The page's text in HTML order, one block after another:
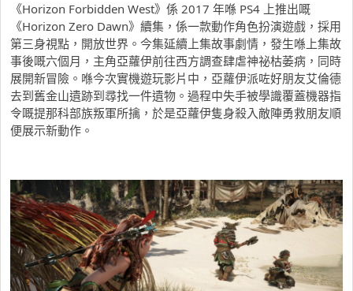
《Horizon Forbidden West》係 2017 年喺 PS4 上推出嘅
《Horizon Zero Dawn》續集，係一款動作角色扮演遊戲，採用
第三身視點，開放世界。今集延續上集故事劇情，發生喺上集故
事後嘅六個月，主角亞蘿伊前往西方調查肆虐神祕枯萎病，同時
展開新冒險。喺今次實機遊玩影片中，亞蘿伊派咗好朋友艾倫德
去到舊金山遺跡到尋找一件遺物。過程中失手被學識覆蓋機器指
令嘅提那科部族叛軍所擒，於是亞蘿伊隻身殺入敵陣勇救朋友順
便展示新動作。